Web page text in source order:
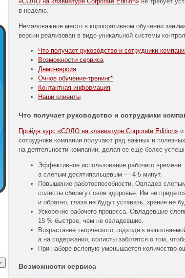
в неделю.
Немаловажное место в корпоративном обучении
версии реализован в виде уникальной системы
Что получает руководство и сотрудники
Возможности сервиса
Демо-версия
Очное обучение-тренинг*
Контактная информация
Наши клиенты
Что получает руководство и сотрудники
Пройдя курс «СОЛО на клавиатуре Corporate Edition»
сотрудники компании получают ряд важных и
на деятельности компании, делая ее еще более
Эффективное использование рабочего
а слепым десятипальцевым — 4-5 минут.
Повышение работоспособности. Овладев
солисты сберегут свое здоровье. Им не
и обратно, глаза не будут уставать, зрение не
Ускорение рабочего процесса. Овладевшие
15 % быстрее, чем не овладевшие.
Возрастание творческого подхода к
а на содержании, солисты заботятся о том,
При наборе вслепую уменьшается количество
Возможности сервиса